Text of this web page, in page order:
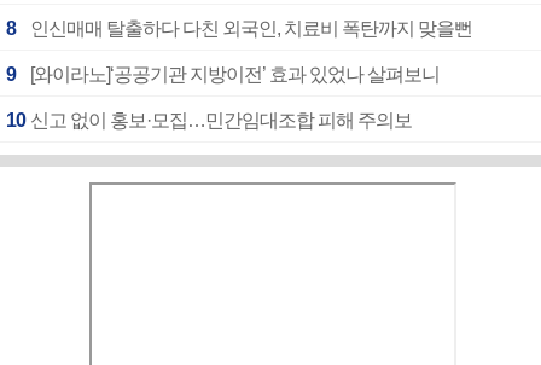
8 인신매매 탈출하다 다친 외국인, 치료비 폭탄까지 맞을뻔
9 [와이라노]‘공공기관 지방이전’ 효과 있었나 살펴보니
10 신고 없이 홍보·모집…민간임대조합 피해 주의보